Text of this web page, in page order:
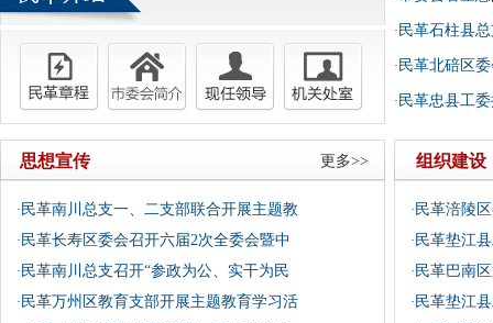
· 民革石柱县
· 民革北碚区
· 民革忠县工
思想宣传 更多>>
· 民革南川总支一、二支部联合开展主题教
· 民革长寿区委会召开六届2次全委会暨中
· 民革南川总支召开“参政为公、实干为民
· 民革万州区教育支部开展主题教育学习活
组织建设
· 民革涪陵
· 民革垫江
· 民革巴南
· 民革垫江